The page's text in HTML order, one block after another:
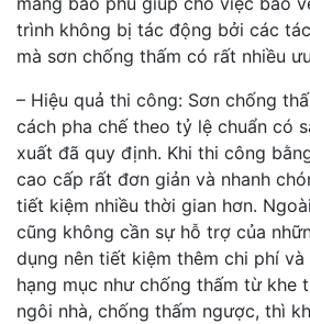
trình không bị tác động bởi các
mà sơn chống thấm có rất nhiều
– Hiệu quả thi công: Sơn chống
cách pha chế theo tỷ lệ chuẩn có
xuất đã quy định. Khi thi công
cao cấp rất đơn giản và nhanh
tiết kiệm nhiều thời gian hơn.
cũng không cần sự hỗ trợ của
dụng nên tiết kiệm thêm chi phí
hạng mục như chống thấm từ khe
ngôi nhà, chống thấm ngược, thì